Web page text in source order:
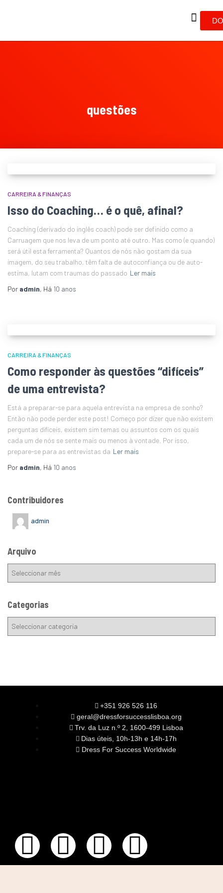
questões
CARREIRA & FINANÇAS
Isso do Coaching… é o quê, afinal?
Coaching (derivado do inglês coach) pode ser definido como a
Carruagem que nos leva de um ponto até outro. Mas como (e quando)
será útil esta ferramenta? Quantos de nós não gostam da sua
imagem, do seu trabalho, têm falta de autoconfiança ou de auto-
estima, lutam com traumas do passado Ler mais
Por admin, Há 10 anos
CARREIRA & FINANÇAS
Como responder às questões “difíceis”
de uma entrevista?
Está a preparar-se para aquela entrevista na empresa de sonho?
Então não pode perder este post! Começo por dizer que não existem
perguntas difíceis, existem sim temas ou assuntos com os quais
cada um de nós se sente mais ou menos à vontade. Por isso,
prepare-se para as entrevistas da Ler mais
Por admin, Há 10 anos
Contribuidores
admin
Arquivo
Categorias
+351 926 526 116
geral@dressforsuccesslisboa.org
Trv. da Luz n.º 2, 1600-499 Lisboa
Dias úteis, 10h-13h e 14h-17h
Dress For Success Worldwide